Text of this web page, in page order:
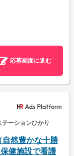
応募画面に進む
ーションひかり
自然豊かな十勝
健施設で看護